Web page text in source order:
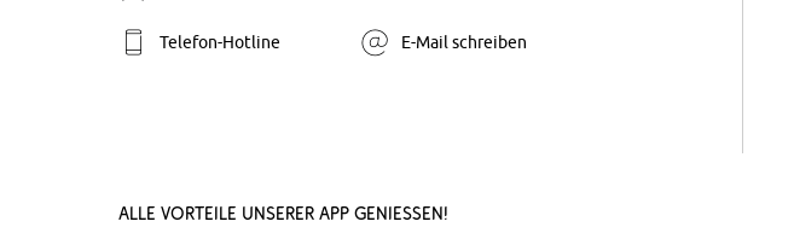
Telefon-Hotline E-Mail schreiben
Alle Vorteile unserer App genießen!